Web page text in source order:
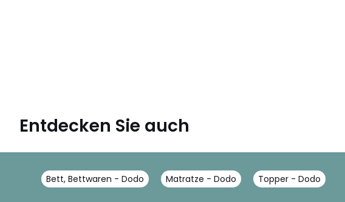
Entdecken Sie auch
Bett, Bettwaren - Dodo Matratze - Dodo Topper - Dodo